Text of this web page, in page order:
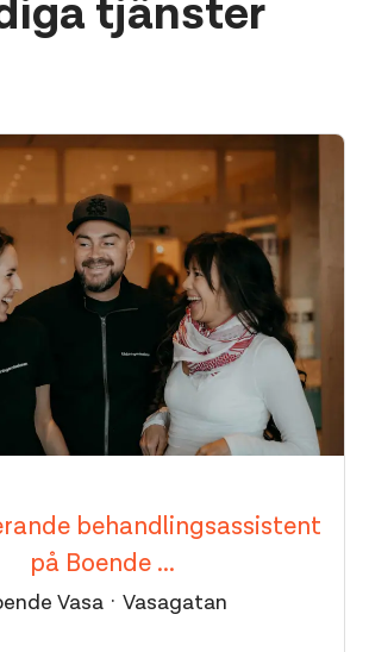
tjänster
behandlingsassistent
på Boende ...
Vasa · Vasagatan